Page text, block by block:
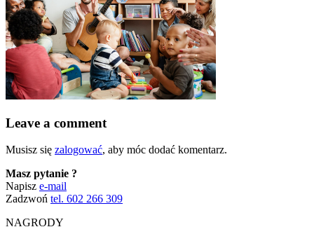
Leave a comment
Musisz się zalogować, aby móc dodać komentarz.
Masz pytanie ?
Napisz e-mail
Zadzwoń tel. 602 266 309
NAGRODY